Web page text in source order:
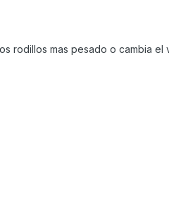
rodillos mas pesado o cambia